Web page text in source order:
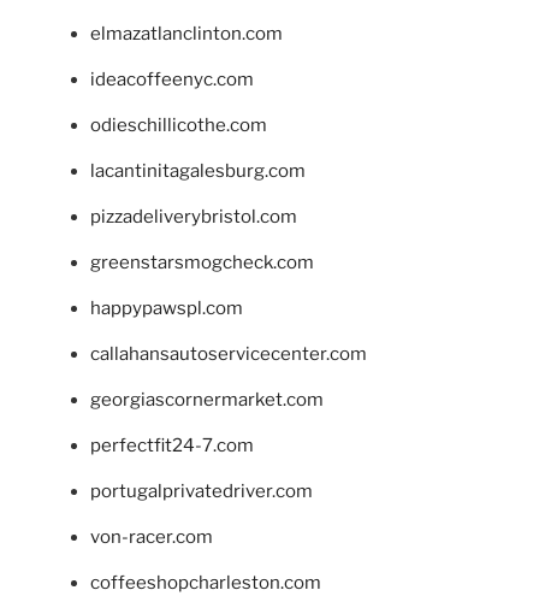
elmazatlanclinton.com
ideacoffeenyc.com
odieschillicothe.com
lacantinitagalesburg.com
pizzadeliverybristol.com
greenstarsmogcheck.com
happypawspl.com
callahansautoservicecenter.com
georgiascornermarket.com
perfectfit24-7.com
portugalprivatedriver.com
von-racer.com
coffeeshopcharleston.com